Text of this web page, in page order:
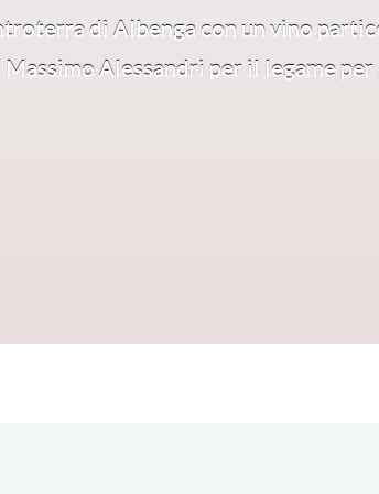
di Albenga con un vino
Alessandri per il legame per